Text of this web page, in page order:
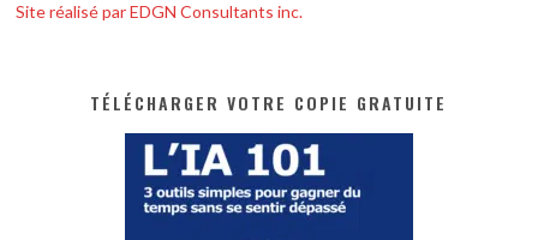
Site réalisé par EDGN Consultants inc.
TÉLÉCHARGER VOTRE COPIE GRATUITE